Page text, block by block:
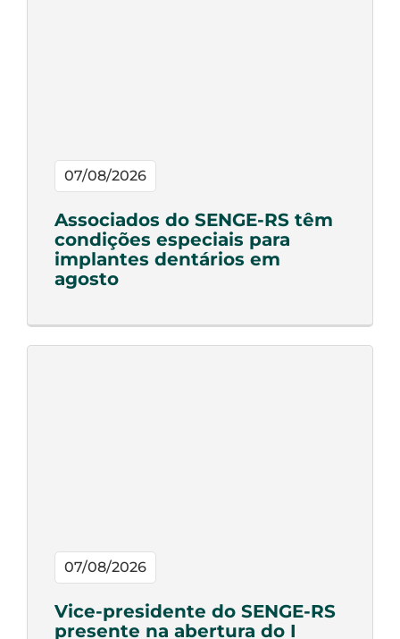
07/08/2026
Associados do SENGE-RS têm
condições especiais para
implantes dentários em
agosto
07/08/2026
Vice-presidente do SENGE-RS
presente na abertura do I